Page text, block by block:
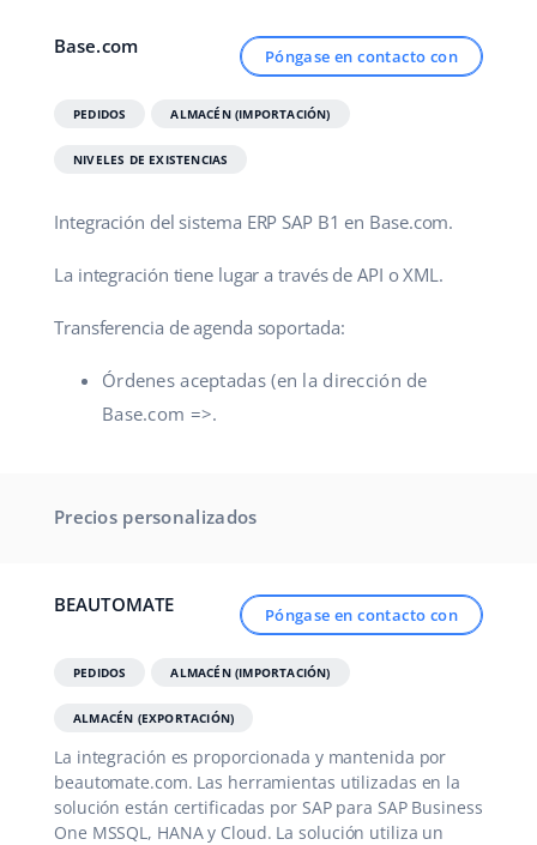
Base.com Póngase en contacto con
PEDIDOS ALMACÉN (IMPORTACIÓN)
NIVELES DE EXISTENCIAS
Integración del sistema ERP SAP B1 en Base.com.
La integración tiene lugar a través de API o XML.
Transferencia de agenda soportada:
Órdenes aceptadas (en la dirección de
Base.com =>.
Precios personalizados
BEAUTOMATE Póngase en contacto con
PEDIDOS ALMACÉN (IMPORTACIÓN)
ALMACÉN (EXPORTACIÓN)
La integración es proporcionada y mantenida por
beautomate.com. Las herramientas utilizadas en la
solución están certificadas por SAP para SAP Business
One MSSQL, HANA y Cloud. La solución utiliza un